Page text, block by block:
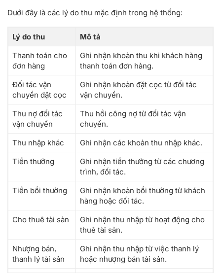
Dưới đây là các lý do thu mặc định trong hệ thống:
Lý do thu
Mô tả
Thanh toán cho
đơn hàng
Ghi nhận khoản thu khi khách hàng
thanh toán đơn hàng.
Đối tác vận
chuyển đặt cọc
Ghi nhận khoản đặt cọc từ đối tác
vận chuyển.
Thu nợ đối tác
vận chuyển
Thu hồi công nợ từ đối tác vận
chuyển.
Thu nhập khác
Ghi nhận các khoản thu nhập khác.
Tiền thưởng
Ghi nhận tiền thưởng từ các chương
trình, đối tác.
Tiền bồi thường
Ghi nhận khoản bồi thường từ khách
hàng hoặc đối tác.
Cho thuê tài sản
Ghi nhận thu nhập từ hoạt động cho
thuê tài sản.
Nhượng bán,
thanh lý tài sản
Ghi nhận thu nhập từ việc thanh lý
hoặc nhượng bán tài sản.